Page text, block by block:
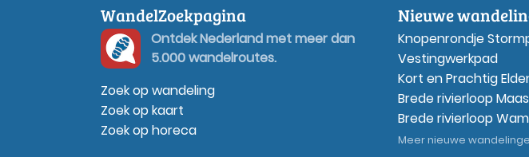
WandelZoekpagina
Ontdek Nederland met meer dan
5.000 wandelroutes.
Zoek op wandeling
Zoek op kaart
Zoek op horeca
Nieuwe
Knopenrondje
Vestingwerkpad
Kort en Prachtig
Brede rivierloop
Brede rivierloop
Meer nieuwe